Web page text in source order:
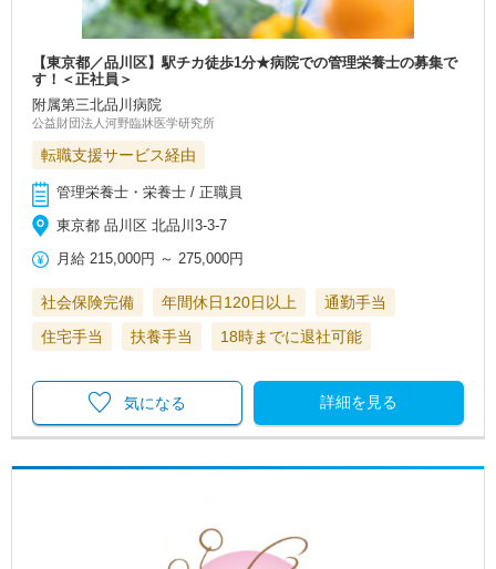
【東京都／品川区】駅チカ徒歩1分★病院での管理栄養士の募集で
す！＜正社員＞
附属第三北品川病院
公益財団法人河野臨牀医学研究所
転職支援サービス経由
管理栄養士・栄養士 / 正職員
東京都 品川区 北品川3-3-7
月給 215,000円 ～275,000円
社会保険完備 年間休日120日以上
通勤手当
住宅手当
扶養手当 18時までに退社可能
詳細を見る
気になる